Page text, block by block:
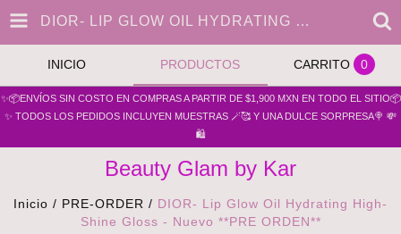
DIOR- LIP GLOW OIL HYDRATING HIGH-SHINE GLOSS - NUEVO **PRE ORDEN**
INICIO PRODUCTOS CARRITO 0
✨📦ENVÍOS SIN COSTO EN COMPRAS A PARTIR DE $1,900 MXN EN TODO EL SITIO📦
✨ TODOS LOS PEDIDOS INCLUYEN MUESTRAS 🪄🥰 Y UNA DULCE SORPRESA🍭 💸
🛍️
Beauty Glam by Kar
Inicio / PRE-ORDER / DIOR- Lip Glow Oil Hydrating High-
Shine Gloss - Nuevo **PRE ORDEN**